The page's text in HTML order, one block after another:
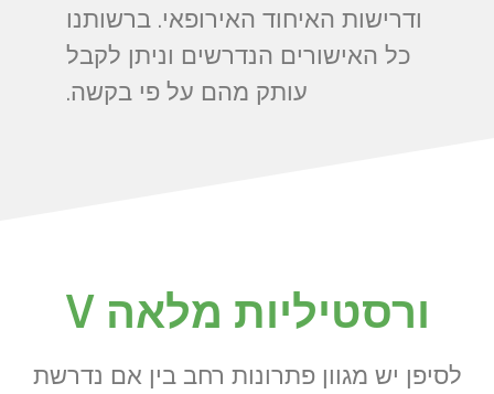
ודרישות האיחוד האירופאי. ברשותנו
כל האישורים הנדרשים וניתן לקבל
עותק מהם על פי בקשה.
ורסטיליות מלאה V
לסיפן יש מגוון פתרונות רחב בין אם נדרשת